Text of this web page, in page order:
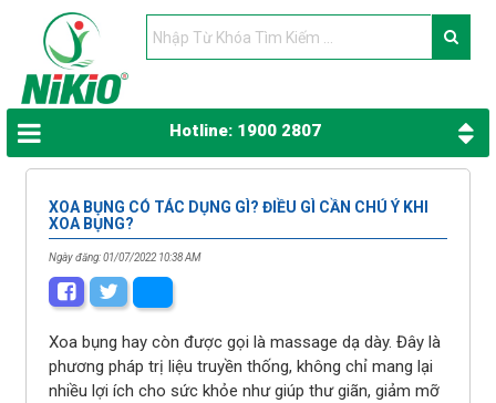
Hotline: 1900 2807
XOA BỤNG CÓ TÁC DỤNG GÌ? ĐIỀU GÌ CẦN CHÚ Ý KHI
XOA BỤNG?
Ngày đăng: 01/07/2022 10:38 AM
Xoa bụng hay còn được gọi là massage dạ dày. Đây là
phương pháp trị liệu truyền thống, không chỉ mang lại
nhiều lợi ích cho sức khỏe như giúp thư giãn, giảm mỡ